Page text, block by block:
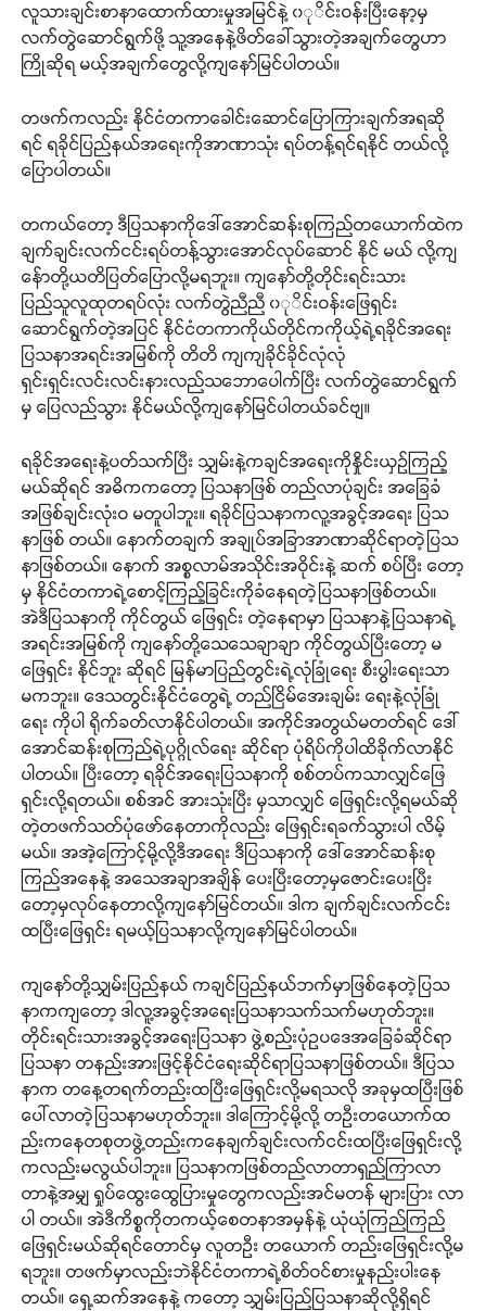
လူသားချင်းစာနာထောက်ထားမှုအမြင်နဲ့ ၀ုိင်းဝန်းပြီးနော့မှ
လက်တွဲဆောင်ရွက်ဖို့ သူ့အနေနဲ့ဖိတ်ခေါ်သွားတဲ့အချက်တွေဟာ
ကြိုဆိုရ မယ့်အချက်တွေလို့ကျနော်မြင်ပါတယ်။
တဖက်ကလည်း နိုင်ငံတကာခေါင်းဆောင်ပြောကြားချက်အရဆို
ရင် ရခိုင်ပြည်နယ်အရေးကိုအာဏာသုံး ရပ်တန့်ရင်ရနိုင် တယ်လို့
ပြောပါတယ်။
တကယ်တော့ ဒီပြသနာကိုဒေါ်အောင်ဆန်းစုကြည်တယောက်ထဲက
ချက်ချင်းလက်ငင်းရပ်တန့်သွားအောင်လုပ်ဆောင် နိုင် မယ် လို့ကျ
နေ်ာတို့ယတိပြတ်ပြောလို့မရဘူး။ ကျနော်တို့တိုင်းရင်းသား
ပြည်သူလူထုတရပ်လုံး လက်တွဲညီညီ ၀ုိင်းဝန်းဖြေရှင်း
ဆောင်ရွက်တဲ့အပြင် နိုင်ငံတကာကိုယ်တိုင်ကကိုယ့်ရဲ့ရခိုင်အရေး
ပြသနာအရင်းအမြစ်ကို တိတိ ကျကျခိုင်ခိုင်လုံလုံ
ရှင်းရှင်းလင်းလင်းနားလည်သဘောပေါက်ပြီး လက်တွဲဆောင်ရွက်
မှ ပြေလည်သွား နိုင်မယ်လို့ကျနော်မြင်ပါတယ်ခင်ဗျ။
ရခိုင်အရေးနဲ့ပတ်သက်ပြီး သျှမ်းနဲ့ကချင်အရေးကိုနှိုင်းယှဉ်ကြည့်
မယ်ဆိုရင် အဓိကကတော့ ပြသနာဖြစ် တည်လာပုံချင်း အခြေခံ
အဖြစ်ချင်းလုံးဝ မတူပါဘူး။ ရခိုင်ပြသနာကလူ့အခွင့်အရေး ပြသ
နာဖြစ် တယ်။ နောက်တချက် အချုပ်အခြာအာဏာဆိုင်ရာတဲ့ပြသ
နာဖြစ်တယ်။ နောက် အစ္စလာမ်အသိုင်းအဝိုင်းနဲ့ ဆက် စပ်ပြီး တော့
မှ နိုင်ငံတကာရဲ့စောင့်ကြည့်ခြင်းကိုခံနေရတဲ့ပြသနာဖြစ်တယ်။
အဲဒီပြသနာကို ကိုင်တွယ် ဖြေရှင်း တဲ့နေရာမှာ ပြသနာနဲ့ပြသနာရဲ့
အရင်းအမြစ်ကို ကျနော်တို့သေသေချာချာ ကိုင်တွယ်ပြီးတော့ မ
ဖြေရှင်း နိုင်ဘူး ဆိုရင် မြန်မာပြည်တွင်းရဲ့လုံခြုံရေး စီးပွါးရေးသာ
မကဘူး။ ဒေသတွင်းနိုင်ငံတွေရဲ့ တည်ငြိမ်အေးချမ်း ရေးနဲ့လုံခြုံ
ရေး ကိုပါ ရိုက်ခတ်လာနိုင်ပါတယ်။ အကိုင်အတွယ်မတတ်ရင် ဒေါ်
အောင်ဆန်းစုကြည်ရဲ့ပုဂ္ဂိုလ်ရေး ဆိုင်ရာ ပုံရိပ်ကိုပါထိခိုက်လာနိုင်
ပါတယ်။ ပြီးတော့ ရခိုင်အရေးပြသနာကို စစ်တပ်ကသာလျှင်ဖြေ
ရှင်းလို့ရတယ်။ စစ်အင် အားသုံးပြီး မှသာလျှင် ဖြေရှင်းလို့ရမယ်ဆို
တဲ့တဖက်သတ်ပုံဖော်နေတာကိုလည်း ဖြေရှင်းရခက်သွားပါ လိမ့်
မယ်။ အအဲ့ကြောင့်မို့လို့ဒီအရေး ဒီပြသနာကို ဒေါ်အောင်ဆန်းစု
ကြည်အနေနဲ့ အသေအချာအချိန် ပေးပြီးတော့မှဇောင်းပေးပြီး
တော့မှလုပ်နေတာလို့ကျနော်မြင်တယ်။ ဒါက ချက်ချင်းလက်ငင်း
ထပြီးဖြေရှင်း ရမယ့်ပြသနာလို့ကျနော်မြင်ပါတယ်။
ကျနော်တို့သျှမ်းပြည်နယ် ကချင်ပြည်နယ်ဘက်မှာဖြစ်နေတဲ့ပြသ
နာကကျတော့ ဒါလူ့အခွင့်အရေးပြသနာသက်သက်မဟုတ်ဘူး။
တိုင်းရင်းသားအခွင့်အရေးပြသနာ ဖွဲ့စည်းပုံဥပဒေအခြေခံဆိုင်ရာ
ပြသနာ တနည်းအားဖြင့်နိုင်ငံရေးဆိုင်ရာပြသနာဖြစ်တယ်။ ဒီပြသ
နာက တနေ့တရက်တည်းထပြီးဖြေရှင်းလို့မရသလို အခုမှထပြီးဖြစ်
ပေါ်လာတဲ့ပြသနာမဟုတ်ဘူး။ ဒါကြောင့်မို့လို့ တဦးတယောက်ထ
ည်းကနေတစုတဖွဲ့တည်းကနေချက်ချင်းလက်ငင်းထပြီးဖြေရှင်းလို့
ကလည်းမလွယ်ပါဘူး။ ပြသနာကဖြစ်တည်လာတာရှည်ကြာလာ
တာနဲ့အမျှ ရှုပ်ထွေးထွေပြားမှုတွေကလည်းအင်မတန် များပြား လာ
ပါ တယ်။ အဲဒီကိစ္စကိုတကယ့်စေတနာအမှန်နဲ့ ယုံယုံကြည်ကြည်
ဖြေရှင်းမယ်ဆိုရင်တောင်မှ လူတဦး တယောက် တည်းဖြေရှင်းလို့မ
ရဘူး။ တဖက်မှာလည်းဘဲနိုင်ငံတကာရဲ့စိတ်ဝင်စားမှုနည်းပါးနေ
တယ်။ ရှေ့ဆက်အနေနဲ့ ကတော့ သျှမ်းပြည်ပြသနာဆိုလို့ရှိရင်